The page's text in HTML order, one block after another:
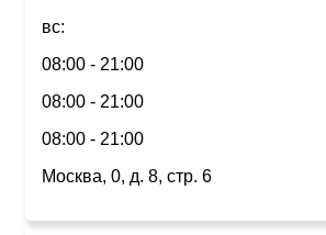
вс:
08:00 - 21:00
08:00 - 21:00
08:00 - 21:00
Москва, 0, д. 8, стр. 6